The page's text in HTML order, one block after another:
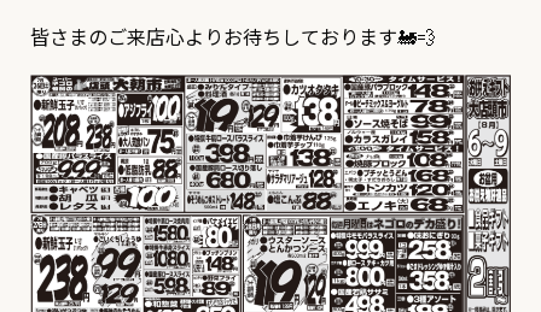
皆さまのご来店心よりお待ちしております🚂💨